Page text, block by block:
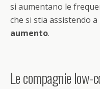
si aumentano le
che si stia assistendo a
aumento.
Le compagnie low-